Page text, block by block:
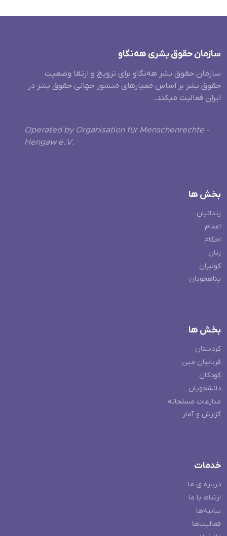
سازمان حقوق بشری هەنگاو
سازمان حقوق بشر هه‌نگاو برای ترویج و ارتقا وضعیت
حقوق بشر بر اساس معیارهای منشور جهانی حقوق بشر در
ایران فعالیت میکند.
Operated by Organisation für Menschenrechte -
Hengaw e.V.
بخش ها
زندانیان
اعدام
احکام
زنان
کولبران
پناهجویان
بخش ها
کردستان
قربانیان مین
کودکان
دانشجویان
منازعات مسلحانه
گزارش و آمار
خدمات
درباره ی ما
ارتباط با ما
بیانیه‌ها
فعالیت‌ها